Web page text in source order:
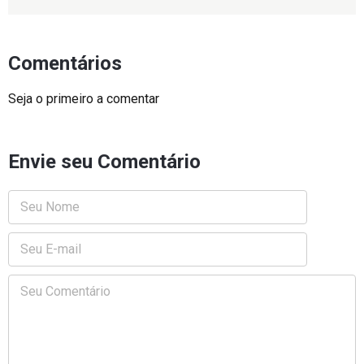
Comentários
Seja o primeiro a comentar
Envie seu Comentário